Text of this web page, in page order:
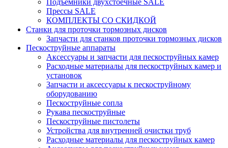
Подъемники двухстоечные SALE
Прессы SALE
КОМПЛЕКТЫ СО СКИДКОЙ
Станки для проточки тормозных дисков
Запчасти для станков проточки тормозных дисков
Пескоструйные аппараты
Аксессуары и запчасти для пескоструйных камер
Расходные материалы для пескоструйных камер и
установок
Запчасти и аксессуары к пескоструйному
оборудованию
Пескоструйные сопла
Рукава пескоструйные
Пескоструйные пистолеты
Устройства для внутренней очистки труб
Расходные материалы для пескоструйных камер